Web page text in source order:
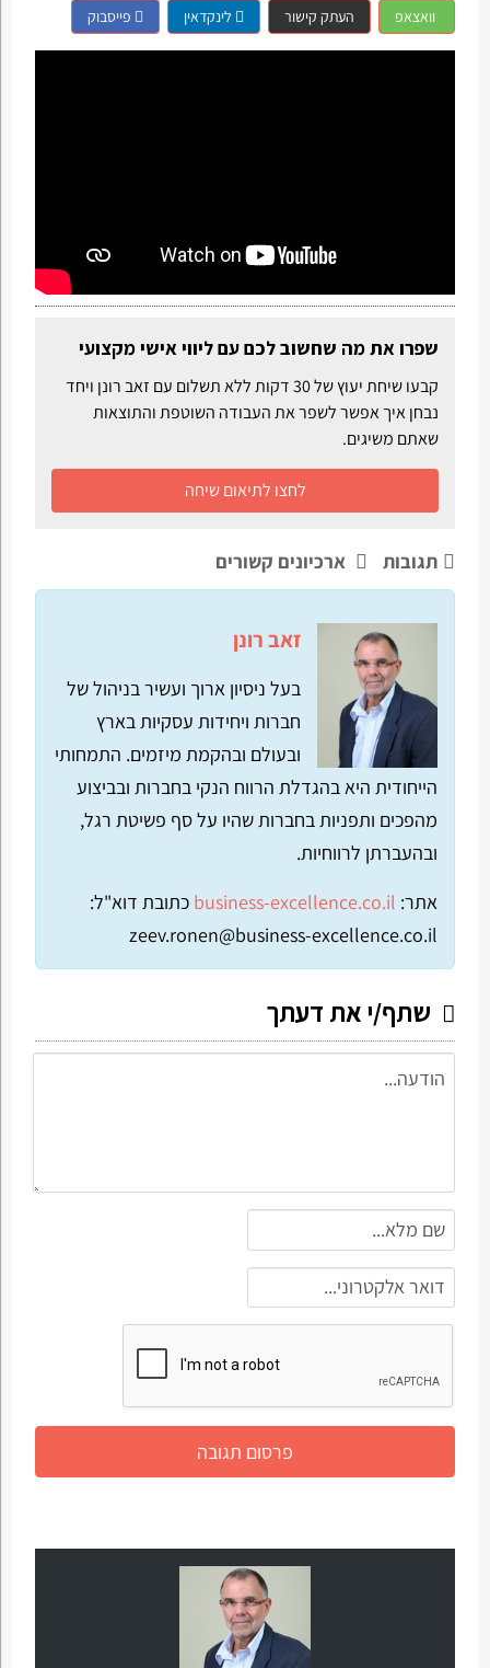
וואצאפ העתק קישור לינקדאין פייסבוק
שפרו את מה שחשוב לכם עם ליווי אישי מקצועי
קבעו שיחת יעוץ של 30 דקות ללא תשלום עם זאב רונן ויחד
נבחן איך אפשר לשפר את העבודה השוטפת והתוצאות
שאתם משיגים.
לחצו לתיאום שיחה
תגובות ארכיונים קשורים
זאב רונן
בעל ניסיון ארוך ועשיר בניהול של
חברות ויחידות עסקיות בארץ
ובעולם ובהקמת מיזמים. התמחותי
הייחודית היא בהגדלת הרווח הנקי בחברות ובביצוע
מהפכים ותפניות בחברות שהיו על סף פשיטת רגל,
ובהעברתן לרווחיות.
אתר: business-excellence.co.il כתובת דוא"ל:
zeev.ronen@business-excellence.co.il
שתף/י את דעתך